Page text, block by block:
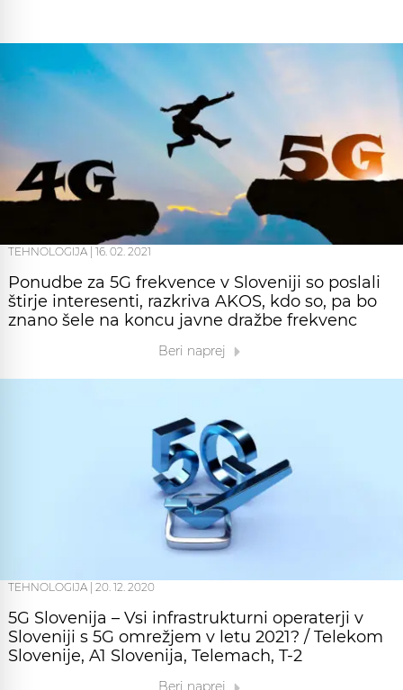
TEHNOLOGIJA | 16. 02. 2021
Ponudbe za 5G frekvence v Sloveniji so poslali
štirje interesenti, razkriva AKOS, kdo so, pa bo
znano šele na koncu javne dražbe frekvenc
Beri naprej
TEHNOLOGIJA 20. 12. 2020
5G Slovenija – Vsi infrastrukturni operaterji v
Sloveniji s 5G omrežjem v letu 2021? / Telekom
Slovenije, A1 Slovenija, Telemach, T-2